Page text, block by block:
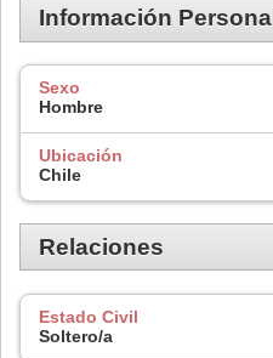
Información Personal
Sexo
Hombre
Ubicación
Chile
Relaciones
Estado Civil
Soltero/a